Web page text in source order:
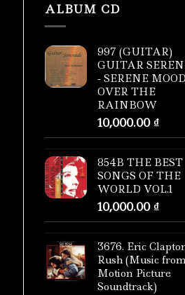
ALBUM CD
997 (GUITAR)
GUITAR
- SERENE
OVER THE
RAINBOW
10,000.00 ₫
854B THE BEST
SONGS OF THE
WORLD VOL.1
10,000.00 ₫
3676. Eric
Rush (Music
Motion Picture
Soundtrack)